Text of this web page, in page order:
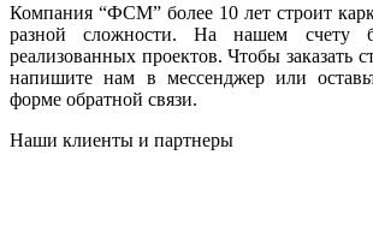
Компания “ФСМ” более 10 лет строит
разной сложности. На нашем счету
реализованных проектов. Чтобы заказать
напишите нам в мессенджер или
форме обратной связи.
Наши клиенты и партнеры